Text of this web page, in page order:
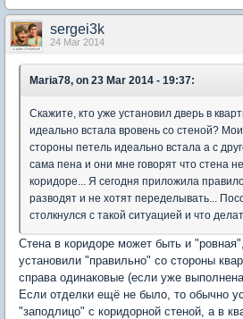
sergei3k
24 Mar 2014
Maria78, on 23 Mar 2014 - 19:37:
Скажите, кто уже установил дверь в
идеально встала вровень со стеной?
стороны петель идеально встала а с
сама пена и они мне говорят что стена
коридоре... Я сегодня приложила
разводят и не хотят переделывать...
столкнулся с такой ситуацией и что
Стена в коридоре может быть и
установили "правильно" со стороны
справа одинаковые (если уже
Если отделки ещё не было, то обычно
"заподлицо" с коридорной стеной, а в